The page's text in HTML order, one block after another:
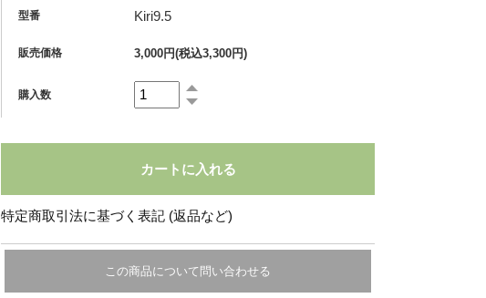
型番 Kiri9.5
販売価格 3,000円(税込3,300円)
購入数
特定商取引法に基づく表記 (返品など)
この商品について問い合わせる